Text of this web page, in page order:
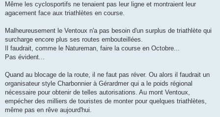
Même les cyclosportifs ne tenaient pas leur ligne et montraient leur
agacement face aux triathlètes en course.
Malheureusement le Ventoux n'a pas besoin d'un surplus de triathlète qui
surcharge encore plus ses routes embouteillées.
Il faudrait, comme le Natureman, faire la course en Octobre...
Pas évident...
Quand au blocage de la route, il ne faut pas réver. Ou alors il faudrait un
organisateur style Charbonnier à Gérardmer qui a le poids régional
nécessaire pour obtenir de telles autorisations. Au mont Ventoux,
empécher des milliers de touristes de monter pour quelques triathlètes,
même pas en rêve aujourd'hui.